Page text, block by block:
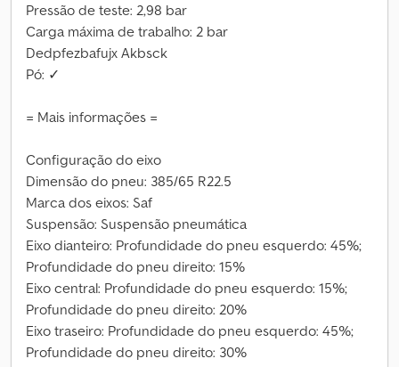
Pressão de teste: 2,98 bar
Carga máxima de trabalho: 2 bar
Dedpfezbafujx Akbsck
Pó: ✓
= Mais informações =
Configuração do eixo
Dimensão do pneu: 385/65 R22.5
Marca dos eixos: Saf
Suspensão: Suspensão pneumática
Eixo dianteiro: Profundidade do pneu esquerdo: 45%;
Profundidade do pneu direito: 15%
Eixo central: Profundidade do pneu esquerdo: 15%;
Profundidade do pneu direito: 20%
Eixo traseiro: Profundidade do pneu esquerdo: 45%;
Profundidade do pneu direito: 30%